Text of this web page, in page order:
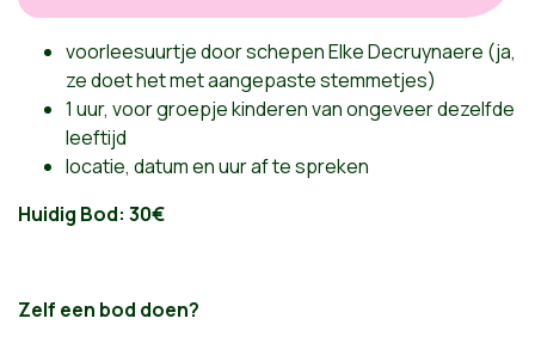
voorleesuurtje door schepen Elke Decruynaere (ja,
ze doet het met aangepaste stemmetjes)
1 uur, voor groepje kinderen van ongeveer dezelfde
leeftijd
locatie, datum en uur af te spreken
Huidig Bod: 30€
Zelf een bod doen?